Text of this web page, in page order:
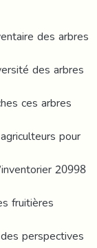
des arbres
des arbres
ces arbres
pour
20998
fruitières
perspectives